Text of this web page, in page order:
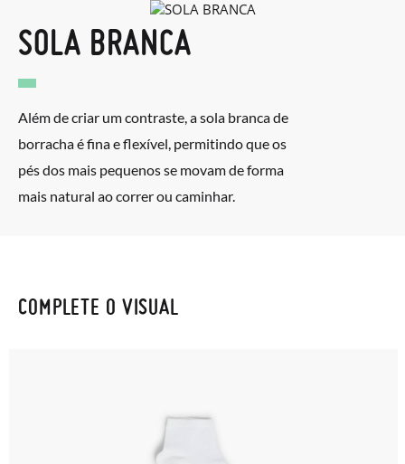
SOLA BRANCA
Além de criar um contraste, a sola branca de
borracha é fina e flexível, permitindo que os
pés dos mais pequenos se movam de forma
mais natural ao correr ou caminhar.
COMPLETE O VISUAL